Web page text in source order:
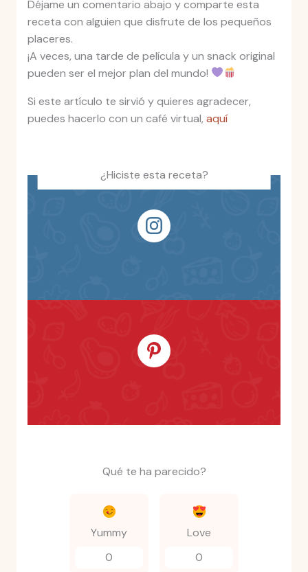
Déjame un comentario abajo y comparte esta
receta con alguien que disfrute de los pequeños
placeres.
¡A veces, una tarde de película y un snack original
pueden ser el mejor plan del mundo!
Si este artículo te sirvió y quieres agradecer,
puedes hacerlo con un café virtual, aquí
¿Hiciste esta receta?
Qué te ha parecido?
Yummy
0
Love
0